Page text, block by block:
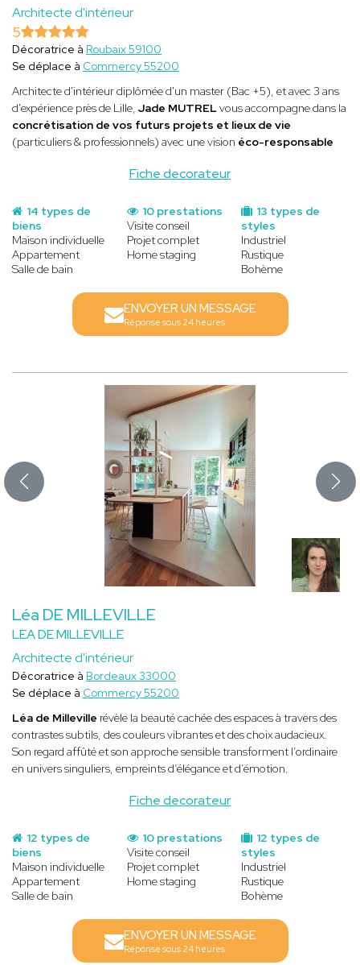
Architecte d'intérieur
Fiche decorateur
5
Décoratrice à Roubaix 59100
Se déplace à Commercy 55200
Architecte d'intérieur diplômée d'un master (Bac +5), et avec 3 ans
d'expérience près de Lille, Jade MUTRELvous accompagne dans la
concrétisation de vos futurs projets et lieux de vie
(particuliers & professionnels) avec une vision éco-responsable
14 types de
biens
Maison individuelle
Appartement
Salle de bain
13 types de
styles
Industriel
Rustique
Bohème
10 prestations
Visite conseil
Projet complet
Home staging
ENVOYER UN MESSAGE
Réponse sous 24 heures
Léa DE MILLEVILLE
LEA DE MILLEVILLE
Architecte d'intérieur
Fiche decorateur
Décoratrice à Bordeaux 33000
Se déplace à Commercy 55200
Léa de Milleville révèle la beauté cachée des espaces à travers des
contrastes subtils, des couleurs vibrantes et des choix audacieux.
Son regard affûté et son approche sensible transforment l’ordinaire
en univers singuliers, empreints d’élégance et d’émotion.
12 types de
biens
Maison individuelle
Appartement
Salle de bain
12 types de
styles
Industriel
Rustique
Bohème
10 prestations
Visite conseil
Projet complet
Home staging
ENVOYER UN MESSAGE
Réponse sous 24 heures